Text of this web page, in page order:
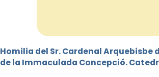
Homilia del Sr. Cardenal Arquebisbe
dela Immaculada Concepció.